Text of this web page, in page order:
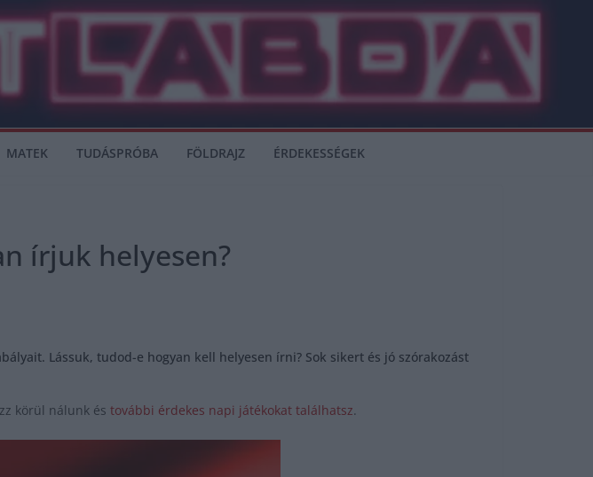
MATEK TUDÁSPRÓBA FÖLDRAJZ ÉRDEKESSÉGEK
írjuk helyesen?
Lássuk, tudod-e hogyan kell helyesen írni? Sok sikert és jó szórakozást
körül nálunk és további érdekes napi játékokat találhatsz.